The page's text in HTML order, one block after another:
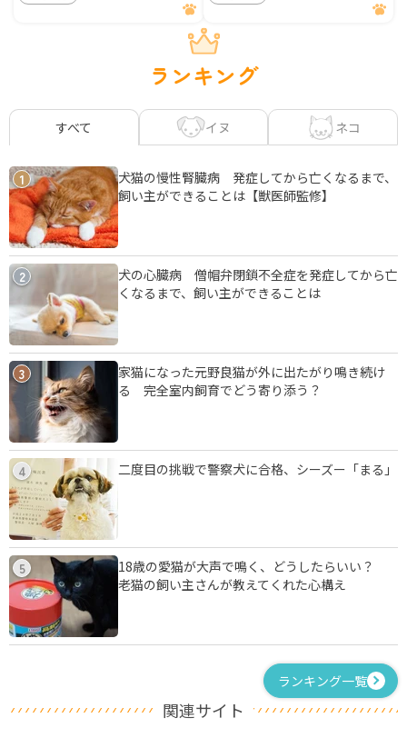
ランキング
すべて イヌ ネコ
1
犬猫の慢性腎臓病 発症してから亡くなるまで、
飼い主ができることは【獣医師監修】
2
犬の心臓病 僧帽弁閉鎖不全症を発症してから亡
くなるまで、飼い主ができることは
3
家猫になった元野良猫が外に出たがり鳴き続け
る 完全室内飼育でどう寄り添う？
4 二度目の挑戦で警察犬に合格、シーズー「まる」
5
18歳の愛猫が大声で鳴く、どうしたらいい？
老猫の飼い主さんが教えてくれた心構え
ランキング一覧
関連サイト